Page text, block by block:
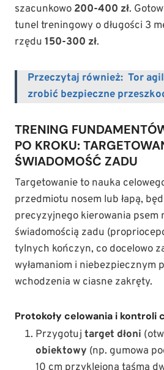
szacunkowo 200-400 zł.
tunel treningowy o długości 3
rzędu 150-300 zł.
Przeczytaj również: Tor
zrobić bezpieczne
TRENING
PO KROKU:
ŚWIADOMOŚĆ ZADU
Targetowanie to nauka
przedmiotu nosem lub łapą,
precyzyjnego kierowania psem
świadomością zadu
tylnych kończyn, co docelowo
wyłamaniom i niebezpiecznym
wchodzenia w ciasne zakręty.
Protokoły celowania i kontroli
Przygotuj target dłoni
obiektowy (np. gumowa